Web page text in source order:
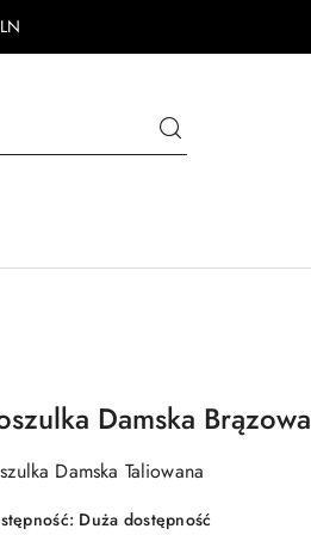
Damska Brązowa
Damska Taliowana
Duża dostępność